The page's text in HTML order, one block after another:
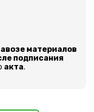
материалов
подписания
акта.